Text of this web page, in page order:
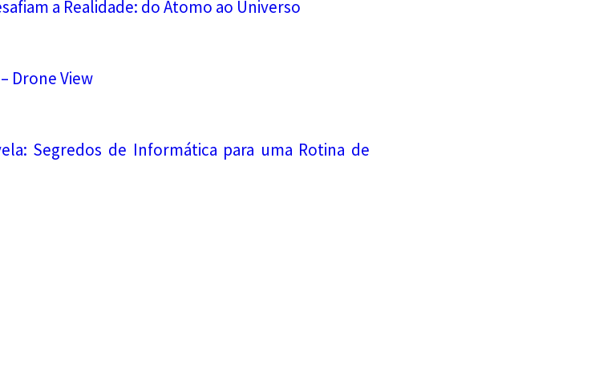
a Realidade: do Átomo ao Universo
Drone View
Segredos de Informática para uma Rotina de